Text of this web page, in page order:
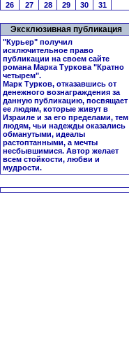
26
27 28 29 30 31
Эксклюзивная публикация
"Курьер" получил
исключительное право
публикации на своем сайте
романа Марка Туркова "Кратно
четырем".
Марк Турков, отказавшись от
денежного вознаграждения за
данную публикацию, посвящает
ее людям, которые живут в
Израиле и за его пределами, тем
людям, чьи надежды оказались
обманутыми, идеалы
растоптанными, а мечты
несбывшимися. Автор желает
всем стойкости, любви и
мудрости.